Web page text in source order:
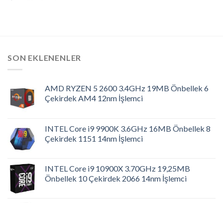
SON EKLENENLER
AMD RYZEN 5 2600 3.4GHz 19MB Önbellek 6
Çekirdek AM4 12nm İşlemci
INTEL Core i9 9900K 3.6GHz 16MB Önbellek 8
Çekirdek 1151 14nm İşlemci
INTEL Core i9 10900X 3.70GHz 19,25MB
Önbellek 10 Çekirdek 2066 14nm İşlemci